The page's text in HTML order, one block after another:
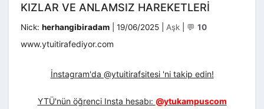
KIZLAR VE ANLAMSIZ HAREKETLERI
Nick: herhangibiradam 19/06/2025 Kategoriler
Aşk 💬 10
www.ytuitirafediyor.com
İnstagram'da @ytuitirafsitesi 'ni takip edin!
YTÜ'nün öğrenci Insta hesabı: @ytukampuscom